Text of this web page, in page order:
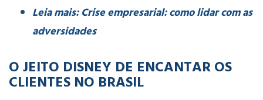
Leia mais: Crise empresarial: como lidar com as
adversidades
O JEITO DISNEY DE ENCANTAR OS
CLIENTES NO BRASIL